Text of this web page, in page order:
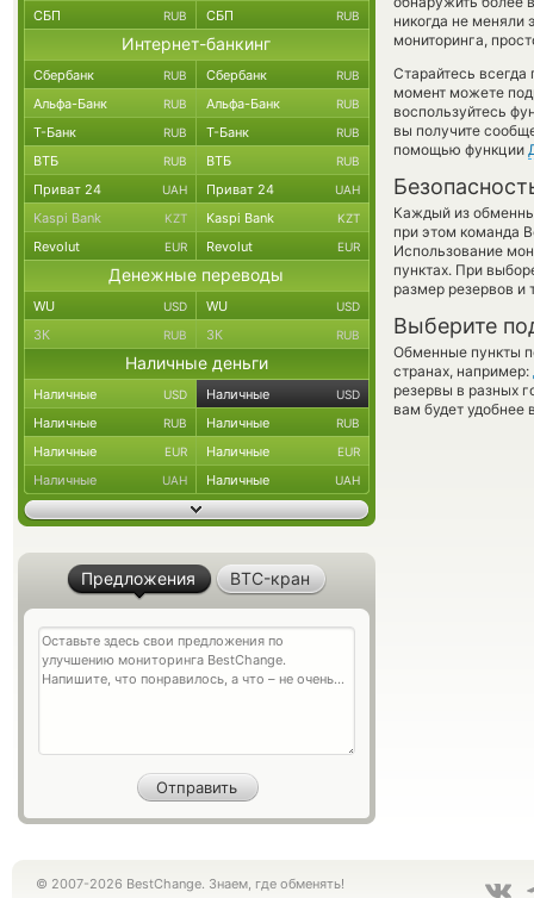
никогда не меняли
мониторинга,
Старайтесь
момент можете
воспользуйтесь
вы получите
помощью функции
Каждый из
при этом команда
Использование
пунктах. При
размер резервов и
Выберите
Обменные пункты
странах, например:
резервы в разных
вам будет удобнее
СБП RUB СБП RUB
Интернет-банкинг
Сбербанк RUB Сбербанк RUB
Альфа-Банк RUB Альфа-Банк RUB
Т-Банк RUB Т-Банк RUB
ВТБ RUB ВТБ RUB
Приват 24 UAH Приват 24 UAH
Kaspi Bank KZT Kaspi Bank KZT
Revolut EUR Revolut EUR
Денежные переводы
WU USD WU USD
ЗК RUB ЗК RUB
Наличные деньги
Наличные USD Наличные USD
Наличные RUB Наличные RUB
Наличные EUR Наличные EUR
Наличные UAH Наличные UAH
Предложения BTC-кран
© 2007-2026 BestChange. Знаем, где обменять!